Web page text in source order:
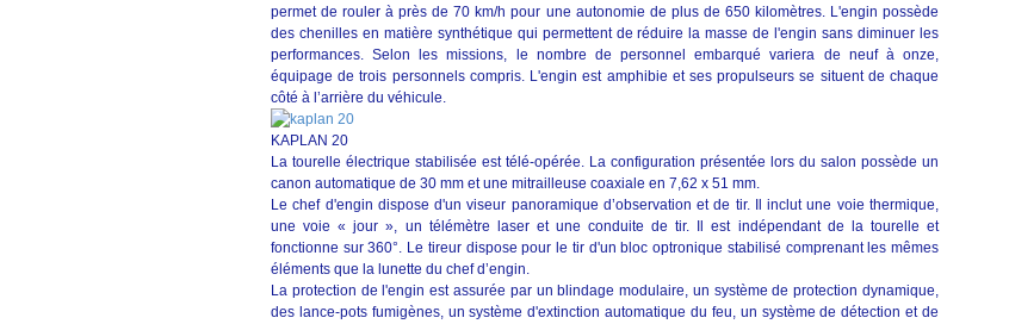
permet de rouler à près de 70 km/h pour une autonomie de plus de 650 kilomètres. L'engin possède
des chenilles en matière synthétique qui permettent de réduire la masse de l'engin sans diminuer les
performances. Selon les missions, le nombre de personnel embarqué variera de neuf à onze,
équipage de trois personnels compris. L'engin est amphibie et ses propulseurs se situent de chaque
côté à l’arrière du véhicule.
KAPLAN 20
La tourelle électrique stabilisée est télé-opérée. La configuration présentée lors du salon possède un
canon automatique de 30 mm et une mitrailleuse coaxiale en 7,62 x 51 mm.
Le chef d'engin dispose d'un viseur panoramique d’observation et de tir. Il inclut une voie thermique,
une voie « jour », un télémètre laser et une conduite de tir. Il est indépendant de la tourelle et
fonctionne sur 360°. Le tireur dispose pour le tir d'un bloc optronique stabilisé comprenant les mêmes
éléments que la lunette du chef d’engin.
La protection de l'engin est assurée par un blindage modulaire, un système de protection dynamique,
des lance-pots fumigènes, un système d'extinction automatique du feu, un système de détection et de